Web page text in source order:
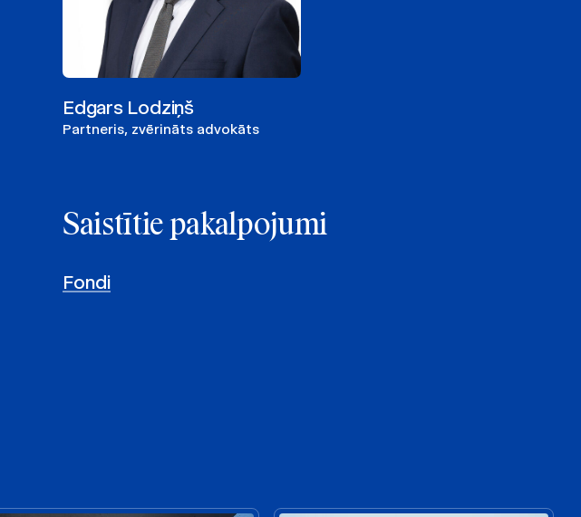
Edgars Lodziņš
Partneris, zvērināts advokāts
Saistītie pakalpojumi
Fondi